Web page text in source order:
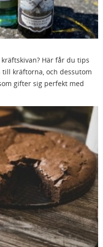
Här får du tips
kräftorna, och dessutom
gifter sig perfekt med